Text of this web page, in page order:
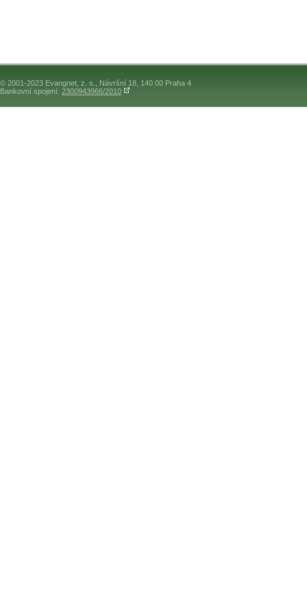
© 2001-2023 Evangnet, z. s., Návršní 18, 140 00 Praha 4
Bankovní spojení: 2300943966/2010